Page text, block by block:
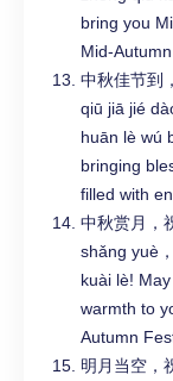
bring you
Mid-
中秋佳节到
qiū jiā jié
huān lè wú
bringing
filled with
中秋赏月，
shǎng yuè
kuài lè!
warmth to
Autumn
明月当空，